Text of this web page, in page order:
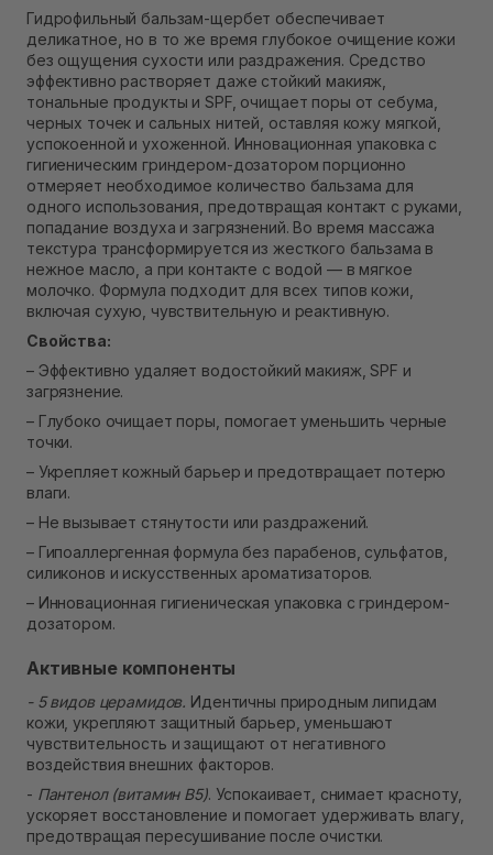
Нет в наличии!
Самовывоз г. Ровно, ул. Кулика и Гудачека 23 (ТЦ
Экватор)
Нет в наличии!
Гидрофильный бальзам-щербет обеспечивает
деликатное, но в то же время глубокое очищение кожи
без ощущения сухости или раздражения. Средство
эффективно растворяет даже стойкий макияж,
тональные продукты и SPF, очищает поры от себума,
черных точек и сальных нитей, оставляя кожу мягкой,
успокоенной и ухоженной. Инновационная упаковка с
гигиеническим гриндером-дозатором порционно
отмеряет необходимое количество бальзама для
одного использования, предотвращая контакт с руками,
попадание воздуха и загрязнений. Во время массажа
текстура трансформируется из жесткого бальзама в
нежное масло, а при контакте с водой — в мягкое
молочко. Формула подходит для всех типов кожи,
включая сухую, чувствительную и реактивную.
Свойства:
– Эффективно удаляет водостойкий макияж, SPF и
загрязнение.
– Глубоко очищает поры, помогает уменьшить черные
точки.
– Укрепляет кожный барьер и предотвращает потерю
влаги.
– Не вызывает стянутости или раздражений.
– Гипоаллергенная формула без парабенов, сульфатов,
силиконов и искусственных ароматизаторов.
– Инновационная гигиеническая упаковка с гриндером-
дозатором.
Активные компоненты
- 5 видов церамидов. Идентичны природным липидам
кожи, укрепляют защитный барьер, уменьшают
чувствительность и защищают от негативного
воздействия внешних факторов.
- Пантенол (витамин B5). Успокаивает, снимает красноту,
ускоряет восстановление и помогает удерживать влагу,
предотвращая пересушивание после очистки.